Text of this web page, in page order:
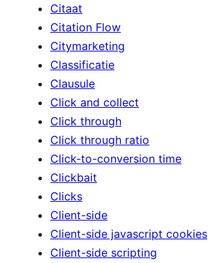
Citaat
Citation Flow
Citymarketing
Classificatie
Clausule
Click and collect
Click through
Click through ratio
Click-to-conversion time
Clickbait
Clicks
Client-side
Client-side javascript cookies
Client-side scripting